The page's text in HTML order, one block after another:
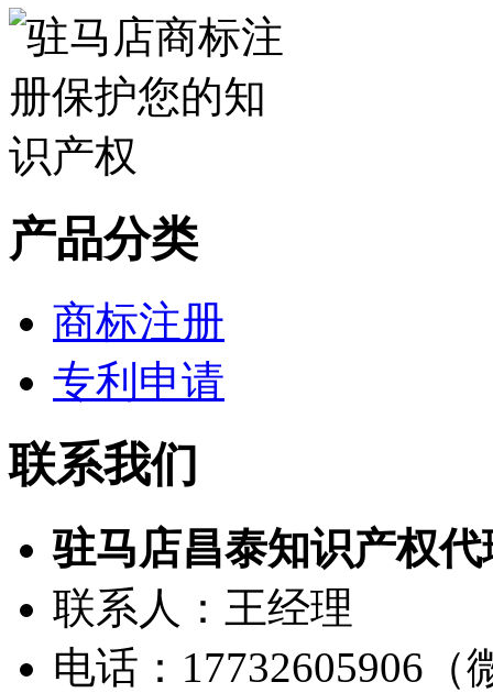
产品分类
商标注册
专利申请
联系我们
驻马店昌泰知识产权
联系人：王经理
电话：17732605906（